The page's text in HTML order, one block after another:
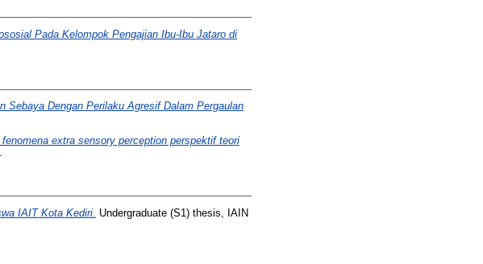
Pada Kelompok Pengajian Ibu-Ibu Jataro di
Sebaya Dengan Perilaku Agresif Dalam Pergaulan
extra sensory perception perspektif teori
IAIT Kota Kediri.
Undergraduate (S1) thesis, IAIN